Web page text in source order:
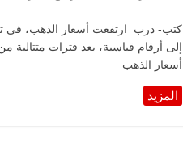
كتب- درب ارتفعت أسعار الذهب، في
إلى أرقام قياسية، بعد فترات متتالية
أسعار الذهب